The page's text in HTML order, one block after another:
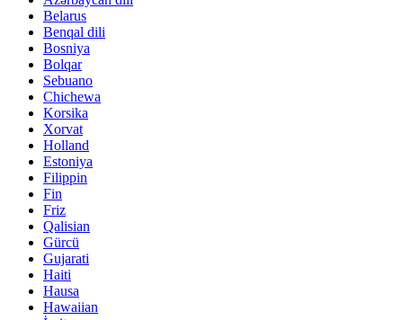
Belarus
Benqal dili
Bosniya
Bolqar
Sebuano
Chichewa
Korsika
Xorvat
Holland
Estoniya
Filippin
Fin
Friz
Qalisian
Gürcü
Gujarati
Haiti
Hausa
Hawaiian